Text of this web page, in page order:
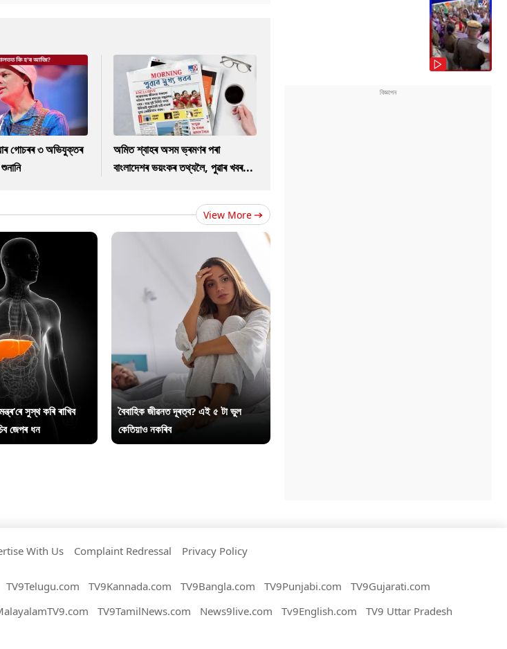
গোচৰৰ ৩ অভিযুক্তৰ
অমিত শ্বাহৰ অসম ভ্ৰমণৰ পৰা
বাংলাদেশৰ ভয়ংকৰ তথ্যলৈ, পুৱাৰ খবৰ...
View More
সুস্থ কৰি ৰাখিব
জেপৰ ধন
বৈবাহিক জীৱনত দূৰত্ব? এই ৫ টা ভুল
কেতিয়াও নকৰিব
With Us Complaint Redressal Privacy Policy
TV9Telugu.com TV9Kannada.com TV9Bangla.com TV9Punjabi.com
TV9Gujarati.com
TV9TamilNews.com News9live.com Tv9English.com
TV9 Uttar Pradesh